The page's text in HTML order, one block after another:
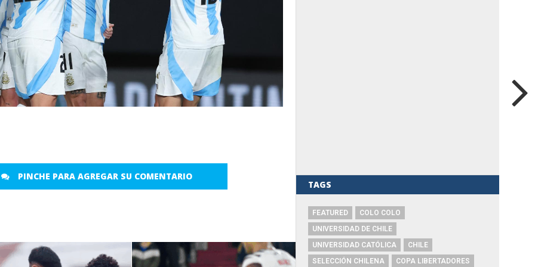
PINCHE PARA AGREGAR SU COMENTARIO
TAGS
FEATURED
COLO COLO
UNIVERSIDAD DE CHILE
UNIVERSIDAD CATÓLICA
CHILE
SELECCIÓN CHILENA
COPA LIBERTADORES